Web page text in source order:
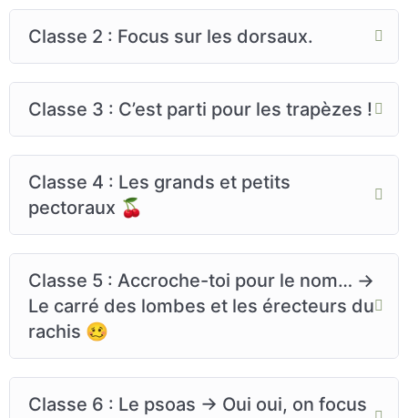
Classe 2 : Focus sur les dorsaux.
Classe 3 : C’est parti pour les trapèzes !
Classe 4 : Les grands et petits
pectoraux 🍒
Classe 5 : Accroche-toi pour le nom… →
Le carré des lombes et les érecteurs du
rachis 🥴
Classe 6 : Le psoas → Oui oui, on focus